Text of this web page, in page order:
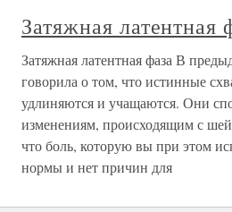
Затяжная латентная
Затяжная латентная фаза В
говорила о том, что истинные
удлиняются и учащаются. Они
изменениям, происходящим с
что боль, которую вы при этом
нормы и нет причин для